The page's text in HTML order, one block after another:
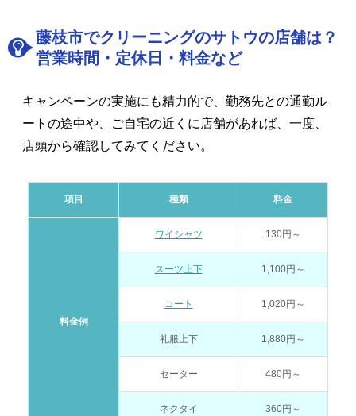
藤枝市でクリーニングのサトウの店舗は？
営業時間・定休日・料金など
キャンペーンの実施にも精力的で、勤務先との通勤ル
ートの途中や、ご自宅の近くに店舗があれば、一度、
店頭から確認してみてください。
項目 種類 料金
料金例
ワイシャツ 130円～
スーツ上下 1,100円～
コート 1,020円～
礼服上下 1,880円～
セーター 480円～
ネクタイ 360円～